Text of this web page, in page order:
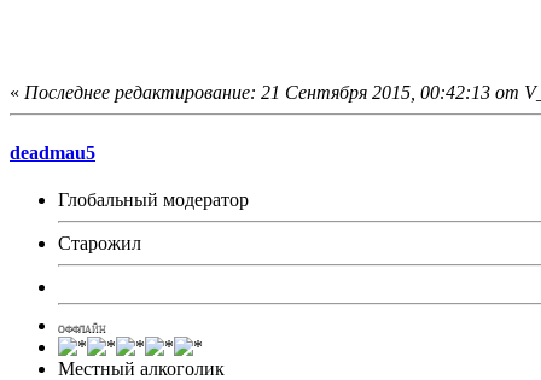
« Последнее редактирование: 21 Сентября 2015, 00:42:13 от
deadmau5
Глобальный модератор
Старожил
ОФФЛАЙН
Местный алкоголик